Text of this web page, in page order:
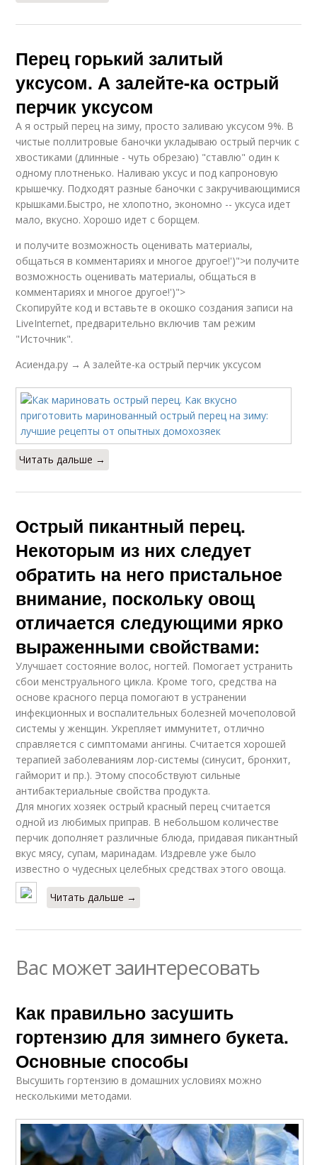
Перец горький залитый
уксусом. А залейте-ка острый
перчик уксусом
А я острый перец на зиму, просто заливаю уксусом 9%. В
чистые поллитровые баночки укладываю острый перчик с
хвостиками (длинные - чуть обрезаю) "ставлю" один к
одному плотненько. Наливаю уксус и под капроновую
крышечку. Подходят разные баночки с закручивающимися
крышками.Быстро, не хлопотно, экономно -- уксуса идет
мало, вкусно. Хорошо идет с борщем.
и получите возможность оценивать материалы,
общаться в комментариях и многое другое!')">и получите
возможность оценивать материалы, общаться в
комментариях и многое другое!')">
Скопируйте код и вставьте в окошко создания записи на
LiveInternet, предварительно включив там режим
"Источник".
Асиенда.ру → А залейте-ка острый перчик уксусом
Читать дальше →
Острый пикантный перец.
Некоторым из них следует
обратить на него пристальное
внимание, поскольку овощ
отличается следующими ярко
выраженными свойствами:
Улучшает состояние волос, ногтей. Помогает устранить
сбои менструального цикла. Кроме того, средства на
основе красного перца помогают в устранении
инфекционных и воспалительных болезней мочеполовой
системы у женщин. Укрепляет иммунитет, отлично
справляется с симптомами ангины. Считается хорошей
терапией заболеваниям лор-системы (синусит, бронхит,
гайморит и пр.). Этому способствуют сильные
антибактериальные свойства продукта.
Для многих хозяек острый красный перец считается
одной из любимых приправ. В небольшом количестве
перчик дополняет различные блюда, придавая пикантный
вкус мясу, супам, маринадам. Издревле уже было
известно о чудесных целебных средствах этого овоща.
Читать дальше →
Вас может заинтересовать
Как правильно засушить
гортензию для зимнего букета.
Основные способы
Высушить гортензию в домашних условиях можно
несколькими методами.